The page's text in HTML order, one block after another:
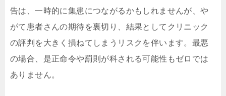
告は、一時的に集患につながるかもしれませんが、や
がて患者さんの期待を裏切り、結果としてクリニック
の評判を大きく損ねてしまうリスクを伴います。最悪
の場合、是正命令や罰則が科される可能性もゼロでは
ありません。